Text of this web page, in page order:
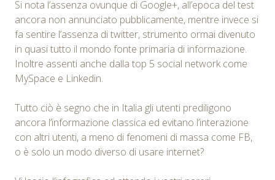
Si nota l’assenza ovunque di Google+, all’epoca del test
ancora non annunciato pubblicamente, mentre invece si
fa sentire l’assenza di twitter, strumento ormai divenuto
in quasi tutto il mondo fonte primaria di informazione.
Inoltre assenti anche dalla top 5 social network come
MySpace e Linkedin.
Tutto ciò è segno che in Italia gli utenti prediligono
ancora l’informazione classica ed evitano l’interazione
con altri utenti, a meno di fenomeni di massa come FB,
o è solo un modo diverso di usare internet?